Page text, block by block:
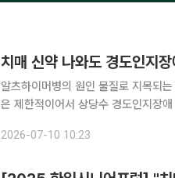
치매 신약 나와도 경도인지
알츠하이머병의 원인 물질로 지목되
은 제한적이어서 상당수 경도인지장
지털 인지건강 기업 이모코그는 지난
2026-07-10 10:23